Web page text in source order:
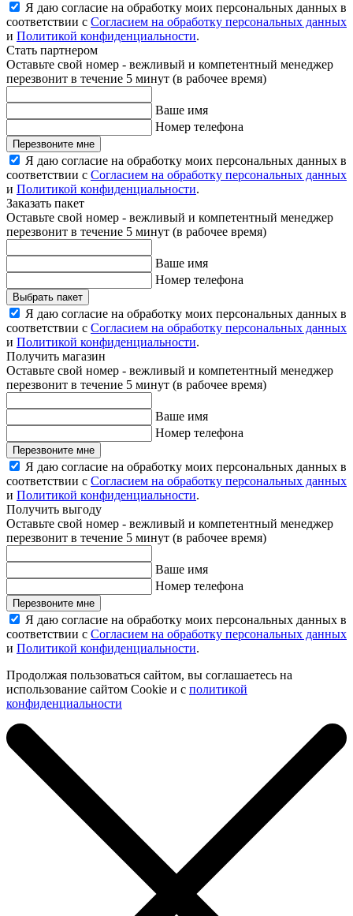
Я даю согласие на обработку моих персональных данных в
соответствии с Согласием на обработку персональных данных
и Политикой конфиденциальности.
Стать партнером
Оставьте свой номер - вежливый и компетентный менеджер
перезвонит в течение 5 минут (в рабочее время)
Ваше имя
Номер телефона
Перезвоните мне
Я даю согласие на обработку моих персональных данных в
соответствии с Согласием на обработку персональных данных
и Политикой конфиденциальности.
Заказать пакет
Оставьте свой номер - вежливый и компетентный менеджер
перезвонит в течение 5 минут (в рабочее время)
Ваше имя
Номер телефона
Выбрать пакет
Я даю согласие на обработку моих персональных данных в
соответствии с Согласием на обработку персональных данных
и Политикой конфиденциальности.
Получить магазин
Оставьте свой номер - вежливый и компетентный менеджер
перезвонит в течение 5 минут (в рабочее время)
Ваше имя
Номер телефона
Перезвоните мне
Я даю согласие на обработку моих персональных данных в
соответствии с Согласием на обработку персональных данных
и Политикой конфиденциальности.
Получить выгоду
Оставьте свой номер - вежливый и компетентный менеджер
перезвонит в течение 5 минут (в рабочее время)
Ваше имя
Номер телефона
Перезвоните мне
Я даю согласие на обработку моих персональных данных в
соответствии с Согласием на обработку персональных данных
и Политикой конфиденциальности.
Продолжая пользоваться сайтом, вы соглашаетесь на
использование сайтом Cookie и с политикой
конфиденциальности